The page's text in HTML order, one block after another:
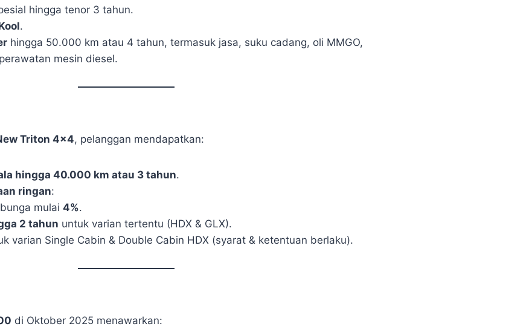
hingga tenor 3 tahun.
.
hingga 50.000 km atau 4 tahun, termasuk jasa, suku cadang, oli MMGO,
mesin diesel.
Triton 4×4, pelanggan mendapatkan:
hingga 40.000 km atau 3 tahun.
ringan:
mulai 4%.
2 tahun untuk varian tertentu (HDX & GLX).
varian Single Cabin & Double Cabin HDX (syarat & ketentuan berlaku).
di Oktober 2025 menawarkan: